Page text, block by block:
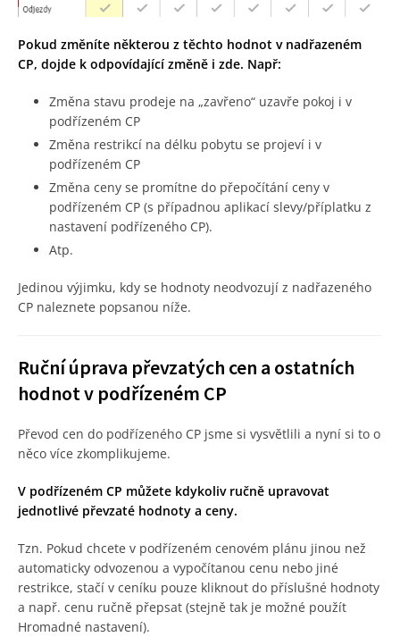
Pokud změníte některou z těchto hodnot v nadřazeném
CP, dojde k odpovídající změně i zde. Např:
Změna stavu prodeje na „zavřeno“ uzavře pokoj i v
podřízeném CP
Změna restrikcí na délku pobytu se projeví i v
podřízeném CP
Změna ceny se promítne do přepočítání ceny v
podřízeném CP (s případnou aplikací slevy/příplatku z
nastavení podřízeného CP).
Atp.
Jedinou výjimku, kdy se hodnoty neodvozují z nadřazeného
CP naleznete popsanou níže.
Ruční úprava převzatých cen a ostatních
hodnot v podřízeném CP
Převod cen do podřízeného CP jsme si vysvětlili a nyní si to o
něco více zkomplikujeme.
V podřízeném CP můžete kdykoliv ručně upravovat
jednotlivé převzaté hodnoty a ceny.
Tzn. Pokud chcete v podřízeném cenovém plánu jinou než
automaticky odvozenou a vypočítanou cenu nebo jiné
restrikce, stačí v ceníku pouze kliknout do příslušné hodnoty
a např. cenu ručně přepsat (stejně tak je možné použít
Hromadné nastavení).